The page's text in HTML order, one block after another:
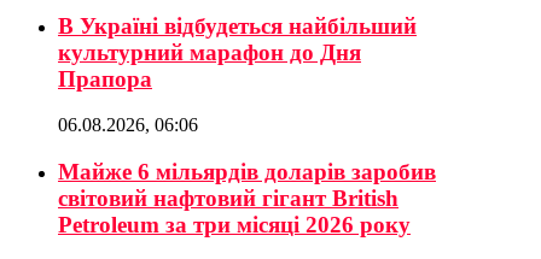
В Україні відбудеться найбільший
культурний марафон до Дня
Прапора
06.08.2026, 06:06
Майже 6 мільярдів доларів заробив
світовий нафтовий гігант British
Petroleum за три місяці 2026 року